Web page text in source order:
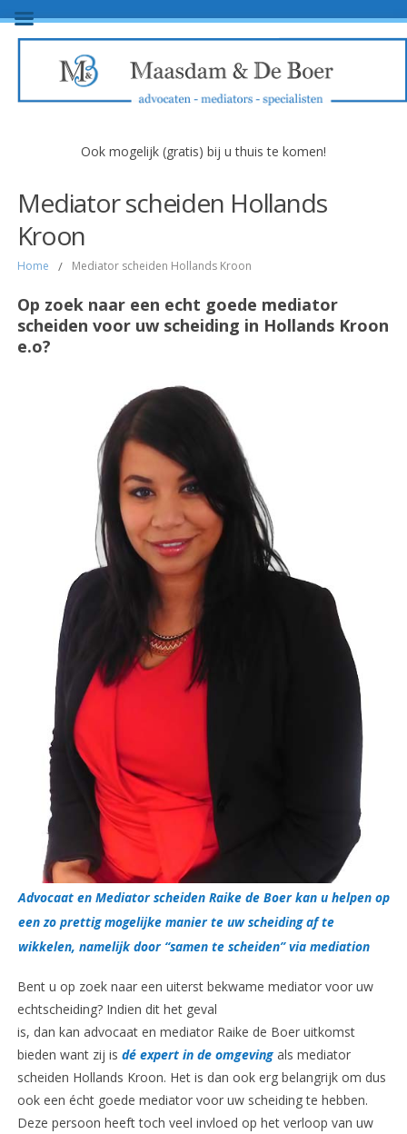
Ook mogelijk (gratis) bij u thuis te komen!
Mediator scheiden Hollands
Kroon
Home / Mediator scheiden Hollands Kroon
Op zoek naar een echt goede mediator
scheiden voor uw scheiding in Hollands Kroon
e.o?
Advocaat en Mediator scheiden Raike de Boer kan u helpen op
een zo prettig mogelijke manier te uw scheiding af te
wikkelen, namelijk door “samen te scheiden” via mediation
Bent u op zoek naar een uiterst bekwame mediator voor uw
echtscheiding? Indien dit het geval
is, dan kan advocaat en mediator Raike de Boer uitkomst
bieden want zij is dé expert in de omgevingals mediator
scheiden Hollands Kroon. Het is dan ook erg belangrijk om dus
ook een écht goede mediator voor uw scheiding te hebben.
Deze persoon heeft toch veel invloed op het verloop van uw